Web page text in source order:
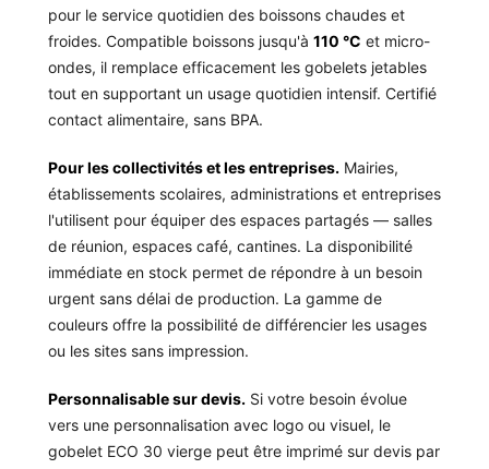
pour le service quotidien des boissons chaudes et
froides. Compatible boissons jusqu'à 110 °C et micro-
ondes, il remplace efficacement les gobelets jetables
tout en supportant un usage quotidien intensif. Certifié
contact alimentaire, sans BPA.
Pour les collectivités et les entreprises. Mairies,
établissements scolaires, administrations et entreprises
l'utilisent pour équiper des espaces partagés — salles
de réunion, espaces café, cantines. La disponibilité
immédiate en stock permet de répondre à un besoin
urgent sans délai de production. La gamme de
couleurs offre la possibilité de différencier les usages
ou les sites sans impression.
Personnalisable sur devis. Si votre besoin évolue
vers une personnalisation avec logo ou visuel, le
gobelet ECO 30 vierge peut être imprimé sur devis par